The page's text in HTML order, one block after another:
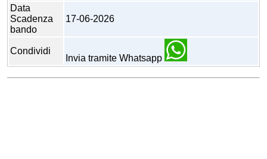
Data
Scadenza
bando
17-06-2026
Condividi
Invia tramite Whatsapp